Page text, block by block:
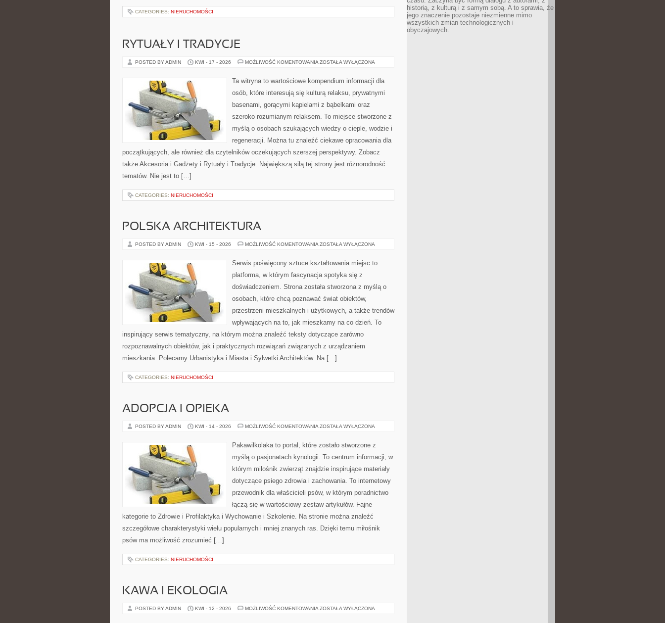
CATEGORIES: NIERUCHOMOŚCI
RYTUAŁY I TRADYCJE
POSTED BY ADMIN KWI - 17 - 2026 MOŻLIWOŚĆ KOMENTOWANIA RYTUAŁY
ZOSTAŁA WYŁĄCZONA
Ta witryna to wartościowe kompendium informacji dla
osób, które interesują się kulturą relaksu, prywatnymi
basenami, gorącymi kąpielami z bąbelkami oraz
szeroko rozumianym relaksem. To miejsce stworzone z
myślą o osobach szukających wiedzy o cieple, wodzie i
regeneracji. Można tu znaleźć ciekawe opracowania dla
początkujących, ale również dla czytelników oczekujących szerszej perspektywy. Zobacz
także Akcesoria i Gadżety i Rytuały i Tradycje. Największą siłą tej strony jest różnorodność
tematów. Nie jest to […]
CATEGORIES: NIERUCHOMOŚCI
POLSKA ARCHITEKTURA
POSTED BY ADMIN KWI - 15 - 2026 MOŻLIWOŚĆ KOMENTOWANIA POLSKA
ZOSTAŁA WYŁĄCZONA
Serwis poświęcony sztuce kształtowania miejsc to
platforma, w którym fascynacja spotyka się z
doświadczeniem. Strona została stworzona z myślą o
osobach, które chcą poznawać świat obiektów,
przestrzeni mieszkalnych i użytkowych, a także trendów
wpływających na to, jak mieszkamy na co dzień. To
inspirujący serwis tematyczny, na którym można znaleźć teksty dotyczące zarówno
rozpoznawalnych obiektów, jak i praktycznych rozwiązań związanych z urządzaniem
mieszkania. Polecamy Urbanistyka i Miasta i Sylwetki Architektów. Na […]
CATEGORIES: NIERUCHOMOŚCI
ADOPCJA I OPIEKA
POSTED BY ADMIN KWI - 14 - 2026 MOŻLIWOŚĆ KOMENTOWANIA ADOPCJA
ZOSTAŁA WYŁĄCZONA
Pakawilkolaka to portal, które zostało stworzone z
myślą o pasjonatach kynologii. To centrum informacji, w
którym miłośnik zwierząt znajdzie inspirujące materiały
dotyczące psiego zdrowia i zachowania. To internetowy
przewodnik dla właścicieli psów, w którym poradnictwo
łączą się w wartościowy zestaw artykułów. Fajne
kategorie to Zdrowie i Profilaktyka i Wychowanie i Szkolenie. Na stronie można znaleźć
szczegółowe charakterystyki wielu popularnych i mniej znanych ras. Dzięki temu miłośnik
psów ma możliwość zrozumieć […]
CATEGORIES: NIERUCHOMOŚCI
KAWA I EKOLOGIA
POSTED BY ADMIN KWI - 12 - 2026 MOŻLIWOŚĆ KOMENTOWANIA KAWA
ZOSTAŁA WYŁĄCZONA
historią, z kulturą i z samym sobą. A to sprawia, że
jego znaczenie pozostaje niezmienne mimo
wszystkich zmian technologicznych i
obyczajowych.